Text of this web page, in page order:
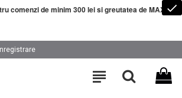
comenzi de minim 300 lei si greutatea de MAXIM 5
Inregistrare